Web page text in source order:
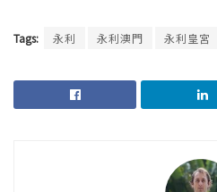
Tags: 永利 永利澳門 永利皇宮